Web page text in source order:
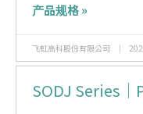
产品规格 »
飞虹高科股份有限公司
SODJ Series｜